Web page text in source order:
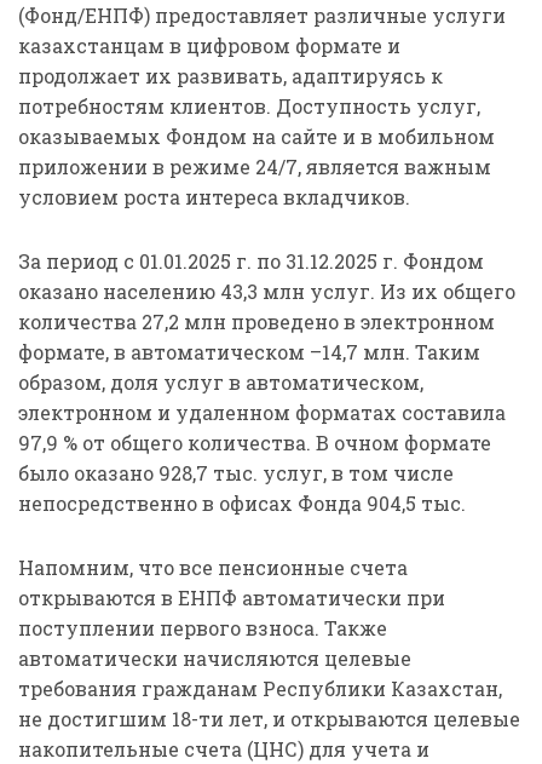
(Фонд/ЕНПФ) предоставляет различные услуги
казахстанцам в цифровом формате и
продолжает их развивать, адаптируясь к
потребностям клиентов. Доступность услуг,
оказываемых Фондом на сайте и в мобильном
приложении в режиме 24/7, является важным
условием роста интереса вкладчиков.
За период с 01.01.2025 г. по 31.12.2025 г. Фондом
оказано населению 43,3 млн услуг. Из их общего
количества 27,2 млн проведено в электронном
формате, в автоматическом –14,7 млн. Таким
образом, доля услуг в автоматическом,
электронном и удаленном форматах составила
97,9 % от общего количества. В очном формате
было оказано 928,7 тыс. услуг, в том числе
непосредственно в офисах Фонда 904,5 тыс.
Напомним, что все пенсионные счета
открываются в ЕНПФ автоматически при
поступлении первого взноса. Также
автоматически начисляются целевые
требования гражданам Республики Казахстан,
не достигшим 18-ти лет, и открываются целевые
накопительные счета (ЦНС) для учета и